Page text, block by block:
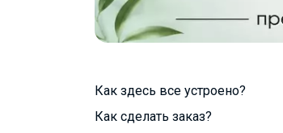
Как здесь все устроено?
Как сделать заказ?